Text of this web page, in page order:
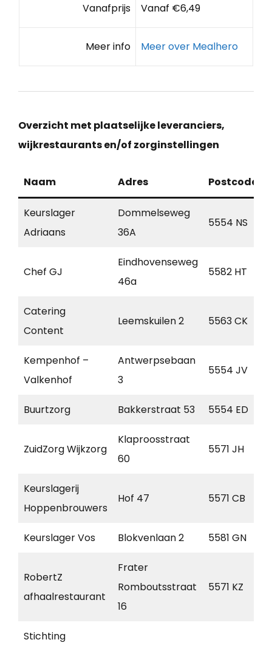
Vanafprijs Vanaf €6,49
Meer info Meer over Mealhero
Overzicht met plaatselijke leveranciers,
wijkrestaurants en/of zorginstellingen
Naam Adres Postcode
Keurslager
Adriaans
Dommelseweg
36A
5554 NS
Chef GJ
Eindhovenseweg
46a
5582 HT
Catering
Content
Leemskuilen 2 5563 CK
Kempenhof –
Valkenhof
Antwerpsebaan
3
5554 JV
Buurtzorg Bakkerstraat 53 5554 ED
ZuidZorg Wijkzorg
Klaproosstraat
60
5571 JH
Keurslagerij
Hoppenbrouwers
Hof 47 5571 CB
Keurslager Vos Blokvenlaan 2 5581 GN
RobertZ
afhaalrestaurant
Frater
Romboutsstraat
16
5571 KZ
Stichting